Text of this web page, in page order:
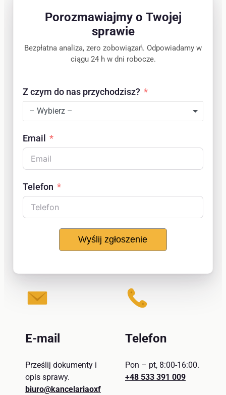
Porozmawiajmy o Twojej
sprawie
Bezpłatna analiza, zero zobowiązań. Odpowiadamy w
ciągu 24 h w dni robocze.
Z czym do nas przychodzisz?
– Wybierz –
Email
Telefon
Wyślij zgłoszenie
E-mail
Prześlij dokumenty i
opis sprawy.
biuro@kancelariaoxf
Telefon
Pon – pt, 8:00-16:00.
+48 533 391 009